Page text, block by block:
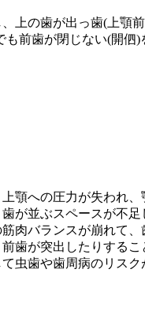
上の歯が出っ歯(上顎
も前歯が閉じない(開伵)
顎への圧力が失われ、
が並ぶスペースが不足
肉バランスが崩れて
歯が突出したりするこ
虫歯や歯周病のリスク